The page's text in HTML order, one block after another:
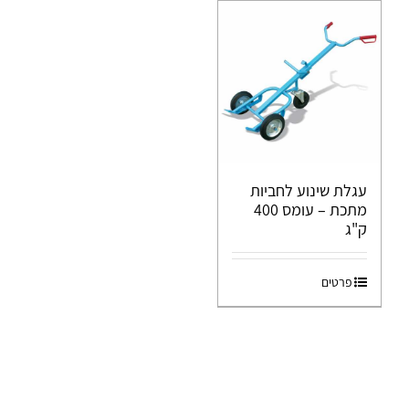
עגלת שינוע לחביות
מתכת – עומס 400
ק"ג
פרטים